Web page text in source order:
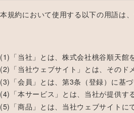
本規約において使用する以下の用語は
(1)「当社」とは、株式会社桃谷順天館
(2)「当社ウェブサイト」とは、そのド
(3)「会員」とは、第3条（登録）に基
(4)「本サービス」とは、当社が提供
(5)「商品」とは、当社ウェブサイトに